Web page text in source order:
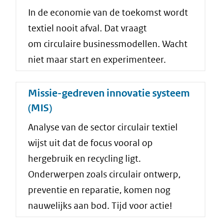
In de economie van de toekomst wordt
textiel nooit afval. Dat vraagt
om circulaire businessmodellen. Wacht
niet maar start en experimenteer.
Missie-gedreven innovatie systeem
(MIS)
Analyse van de sector circulair textiel
wijst uit dat de focus vooral op
hergebruik en recycling ligt.
Onderwerpen zoals circulair ontwerp,
preventie en reparatie, komen nog
nauwelijks aan bod. Tijd voor actie!